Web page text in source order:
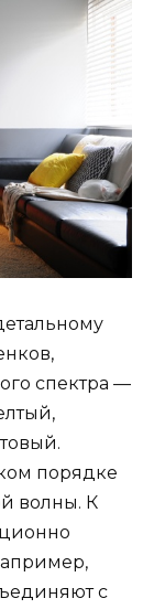
спектра —
порядке
волны. К
с